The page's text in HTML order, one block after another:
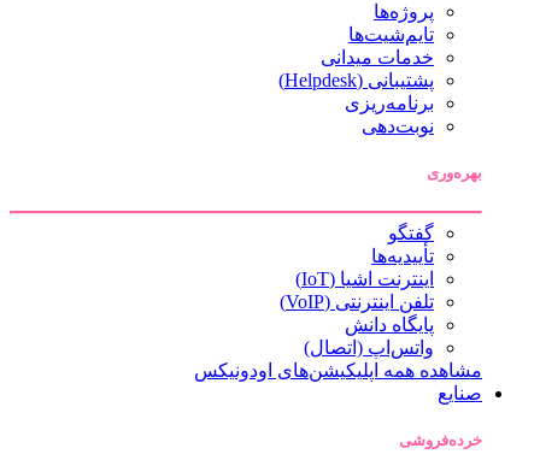
پروژه‌ها
تایم‌شیت‌ها
خدمات میدانی
پشتیبانی (Helpdesk)
برنامه‌ریزی
نوبت‌دهی
بهره‌وری
گفتگو
تأییدیه‌ها
اینترنت اشیا (IoT)
تلفن اینترنتی (VoIP)
پایگاه دانش
واتس‌اپ (اتصال)
مشاهده همه اپلیکیشن‌های اودونیکس
صنایع
خرده‌فروشی